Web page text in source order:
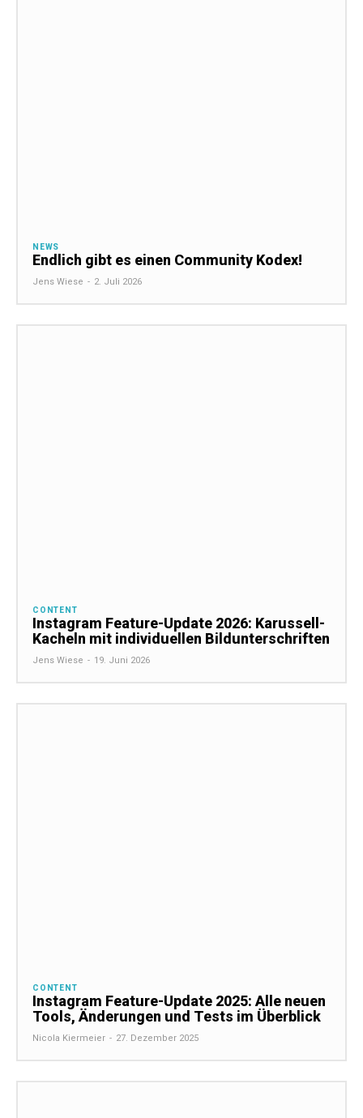
NEWS
Endlich gibt es einen Community Kodex!
Jens Wiese - 2. Juli 2026
CONTENT
Instagram Feature-Update 2026: Karussell-
Kacheln mit individuellen Bildunterschriften
Jens Wiese - 19. Juni 2026
CONTENT
Instagram Feature-Update 2025: Alle neuen
Tools, Änderungen und Tests im Überblick
Nicola Kiermeier - 27. Dezember 2025